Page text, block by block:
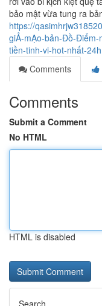
bảo mật vừa tung ra
https://
giẢ-mẠo-bản-Đồ-Điểm-
tiền-tinh-vi-hot-nhất-24h
Comments
Comments
Submit a Comment
No HTML
HTML is disabled
Search